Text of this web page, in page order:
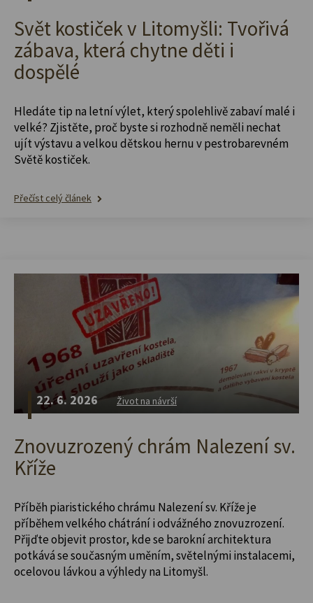
Svět kostiček v Litomyšli: Tvořivá
zábava, která chytne děti i
dospělé
Hledáte tip na letní výlet, který spolehlivě zabaví malé i
velké? Zjistěte, proč byste si rozhodně neměli nechat
ujít výstavu a velkou dětskou hernu v pestrobarevném
Světě kostiček.
Přečíst celý článek
22. 6. 2026 Život na návrší
Znovuzrozený chrám Nalezení sv.
Kříže
Příběh piaristického chrámu Nalezení sv. Kříže je
příběhem velkého chátrání i odvážného znovuzrození.
Přijďte objevit prostor, kde se barokní architektura
potkává se současným uměním, světelnými instalacemi,
ocelovou lávkou a výhledy na Litomyšl.